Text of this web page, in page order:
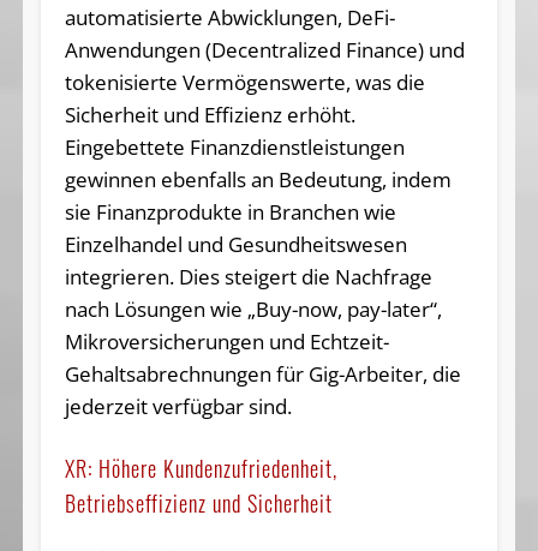
automatisierte Abwicklungen, DeFi-
Anwendungen (Decentralized Finance) und
tokenisierte Vermögenswerte, was die
Sicherheit und Effizienz erhöht.
Eingebettete Finanzdienstleistungen
gewinnen ebenfalls an Bedeutung, indem
sie Finanzprodukte in Branchen wie
Einzelhandel und Gesundheitswesen
integrieren. Dies steigert die Nachfrage
nach Lösungen wie „Buy-now, pay-later“,
Mikroversicherungen und Echtzeit-
Gehaltsabrechnungen für Gig-Arbeiter, die
jederzeit verfügbar sind.
XR: Höhere Kundenzufriedenheit,
Betriebseffizienz und Sicherheit